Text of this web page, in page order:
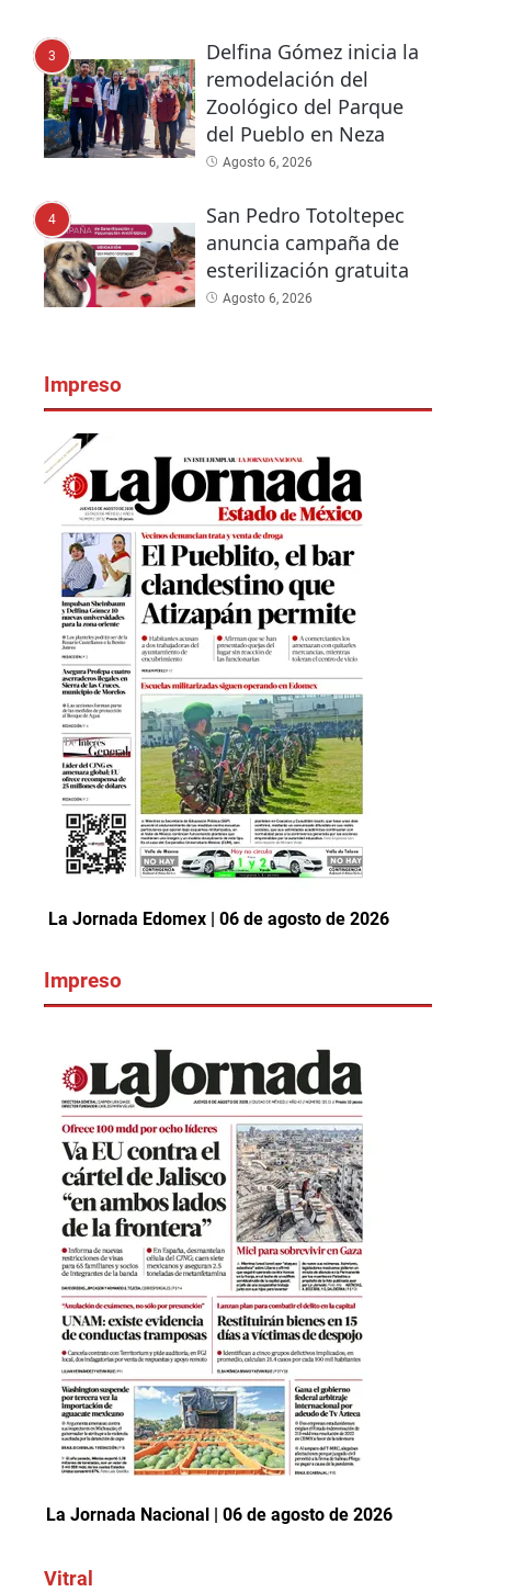
3
Delfina Gómez inicia la
remodelación del
Zoológico del Parque
del Pueblo en Neza
Agosto 6, 2026
4
San Pedro Totoltepec
anuncia campaña de
esterilización gratuita
Agosto 6, 2026
Impreso
La Jornada Edomex | 06 de agosto de 2026
Impreso
La Jornada Nacional | 06 de agosto de 2026
Vitral